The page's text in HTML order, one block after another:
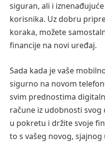
siguran, ali i
korisnika. Uz dobru
koraka, možete
financije na novi uređaj.
Sada kada je vaše
sigurno na novom
svim prednostima
račune iz udobnosti
u pokretu i držite svoje
to s vašeg novog, sjajnog